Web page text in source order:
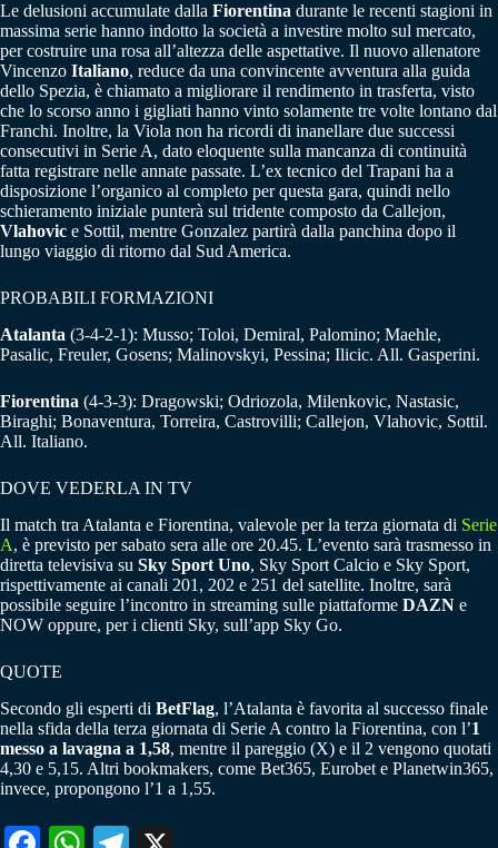
Le delusioni accumulate dalla Fiorentina durante le recenti stagioni in
massima serie hanno indotto la società a investire molto sul mercato,
per costruire una rosa all’altezza delle aspettative. Il nuovo allenatore
Vincenzo Italiano, reduce da una convincente avventura alla guida
dello Spezia, è chiamato a migliorare il rendimento in trasferta, visto
che lo scorso anno i gigliati hanno vinto solamente tre volte lontano dal
Franchi. Inoltre, la Viola non ha ricordi di inanellare due successi
consecutivi in Serie A, dato eloquente sulla mancanza di continuità
fatta registrare nelle annate passate. L’ex tecnico del Trapani ha a
disposizione l’organico al completo per questa gara, quindi nello
schieramento iniziale punterà sul tridente composto da Callejon,
Vlahovic e Sottil, mentre Gonzalez partirà dalla panchina dopo il
lungo viaggio di ritorno dal Sud America.
PROBABILI FORMAZIONI
Atalanta (3-4-2-1): Musso; Toloi, Demiral, Palomino; Maehle,
Pasalic, Freuler, Gosens; Malinovskyi, Pessina; Ilicic. All. Gasperini.
Fiorentina (4-3-3): Dragowski; Odriozola, Milenkovic, Nastasic,
Biraghi; Bonaventura, Torreira, Castrovilli; Callejon, Vlahovic, Sottil.
All. Italiano.
DOVE VEDERLA IN TV
Il match tra Atalanta e Fiorentina, valevole per la terza giornata di Serie
A, è previsto per sabato sera alle ore 20.45. L’evento sarà trasmesso in
diretta televisiva su Sky Sport Uno, Sky Sport Calcio e Sky Sport,
rispettivamente ai canali 201, 202 e 251 del satellite. Inoltre, sarà
possibile seguire l’incontro in streaming sulle piattaforme DAZN e
NOW oppure, per i clienti Sky, sull’app Sky Go.
QUOTE
Secondo gli esperti di BetFlag, l’Atalanta è favorita al successo finale
nella sfida della terza giornata di Serie A contro la Fiorentina, con l’1
messo a lavagna a 1,58, mentre il pareggio (X) e il 2 vengono quotati
4,30 e 5,15. Altri bookmakers, come Bet365, Eurobet e Planetwin365,
invece, propongono l’1 a 1,55.